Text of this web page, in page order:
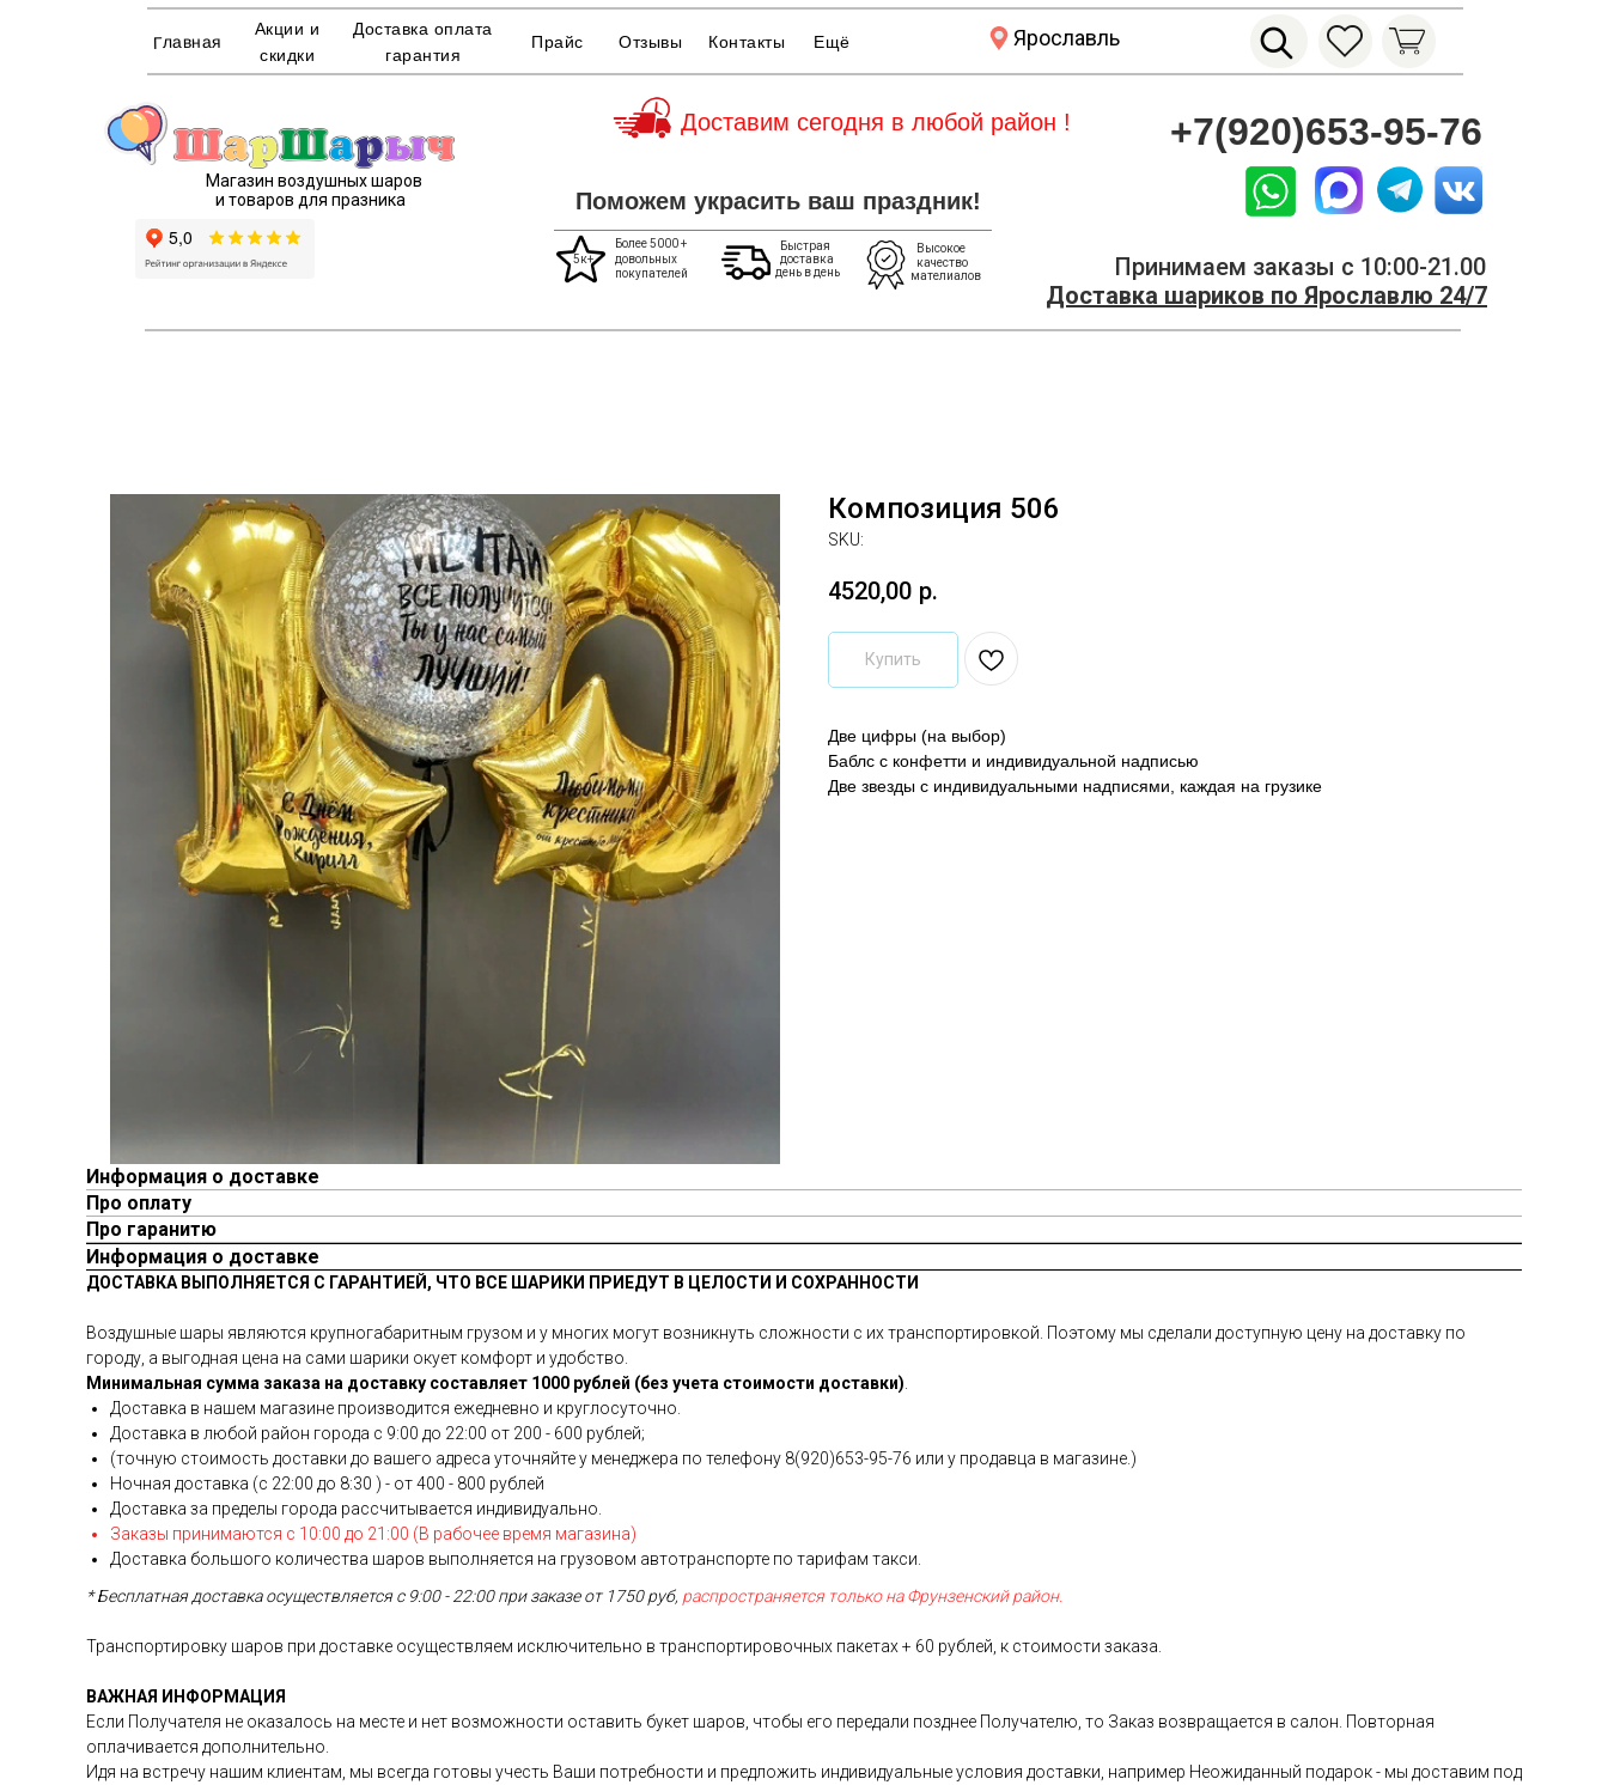
Главная Прайс
Доставка оплата
гарантия
Отзывы Контакты
Акции и
скидки
Ярославль
Ещё
+7(920)653-95-76
Принимаем заказы с 10:00-21.00
Доставка шариков по Ярославлю 24/7
Магазин воздушных шаров
и товаров для празника
довольных
5к+
покупателей
Быстрая
доставка
Более 5000 +
Высокое
качество
Поможем украсить ваш праздник!
мателиалов
день в день
Доставим сегодня в любой район !
Композиция 506
SKU:
4520,00 р.
Купить
Две цифры (на выбор)
Баблс с конфетти и индивидуальной надписью
Две звезды с индивидуальными надписями, каждая на грузике
Информация о доставке
Про оплату
Про гаранитю
Информация о доставке
ДОСТАВКА ВЫПОЛНЯЕТСЯ С ГАРАНТИЕЙ, ЧТО ВСЕ ШАРИКИ ПРИЕДУТ В ЦЕЛОСТИ И СОХРАННОСТИ
Воздушные шары являются крупногабаритным грузом и у многих могут возникнуть сложности с их транспортировкой. Поэтому мы сделали доступную цену на доставку по
городу, а выгодная цена на сами шарики окует комфорт и удобство.
Минимальная сумма заказа на доставку составляет 1000 рублей (без учета стоимости доставки)
Доставка в нашем магазине производится ежедневно и круглосуточно.
Доставка в любой район города c 9:00 до 22:00 от 200 - 600 рублей;
(точную стоимость доставки до вашего адреса уточняйте у менеджера по телефону 8(920)653-95-76 или у продавца в магазине.)
Ночная доставка (с 22:00 до 8:30 ) - от 400 - 800 рублей
Доставка за пределы города рассчитывается индивидуально.
Заказы принимаются с 10:00 до 21:00 (В рабочее время магазина)
Доставка большого количества шаров выполняется на грузовом автотранспорте по тарифам такси.
* Бесплатная доставка осуществляется с 9:00 - 22:00 при заказе от 1750 руб, распространяется только на Фрунзенский район.
Транспортировку шаров при доставке осуществляем исключительно в транспортировочных пакетах + 60 рублей, к стоимости заказа.
ВАЖНАЯ ИНФОРМАЦИЯ
Если Получателя не оказалось на месте и нет возможности оставить букет шаров, чтобы его передали позднее Получателю, то Заказ возвращается в салон. Повторная
оплачивается дополнительно.
Идя на встречу нашим клиентам, мы всегда готовы учесть Ваши потребности и предложить индивидуальные условия доставки, например Неожиданный подарок - мы доставим под